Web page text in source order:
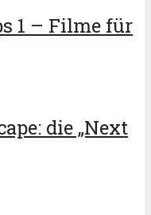
1 – Filme für
die „Next